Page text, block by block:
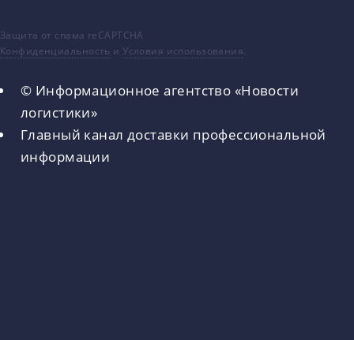
Защита от спама reCAPTCHA
Конфиденциальность иУсловия использования.
© Информационное агентство «Новости
логистики»
Главный канал доставки профессиональной
информации